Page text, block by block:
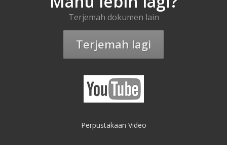
Terjemah dokumen lain
Terjemah lagi
Perpustakaan Video